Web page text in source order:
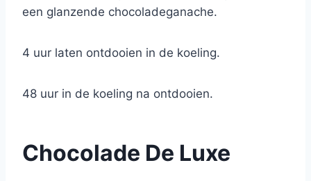
een glanzende chocoladeganache.
4 uur laten ontdooien in de koeling.
48 uur in de koeling na ontdooien.
Chocolade De Luxe